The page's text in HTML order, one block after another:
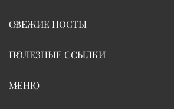
СВЕЖИЕ ПОСТЫ
ПОЛЕЗНЫЕ ССЫЛКИ
МЕНЮ